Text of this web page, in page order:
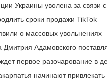
Украины уволена за связи
сроки продажи TikTok
о массовых увольнениях
Адамовского
первое разочарование в
начинают привлекать